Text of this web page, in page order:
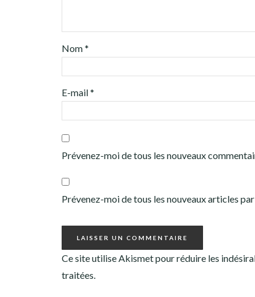
Nom*
E-mail*
Prévenez-moi de tous les nouveaux
Prévenez-moi de tous les nouveaux articles
Ce site utilise Akismet pour réduire les
traitées.